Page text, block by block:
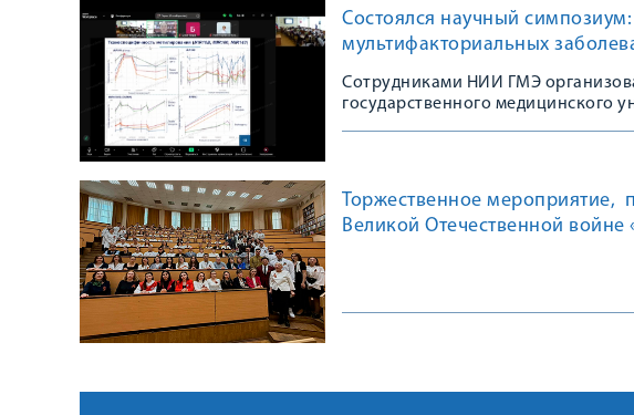
Состоялся научный
мультифакториальных
Сотрудниками НИИ ГМЭ
государственного медицинского
Торжественное мероприятие,
Великой Отечественной